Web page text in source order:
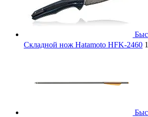
Складной нож Hatamoto HFK-2460